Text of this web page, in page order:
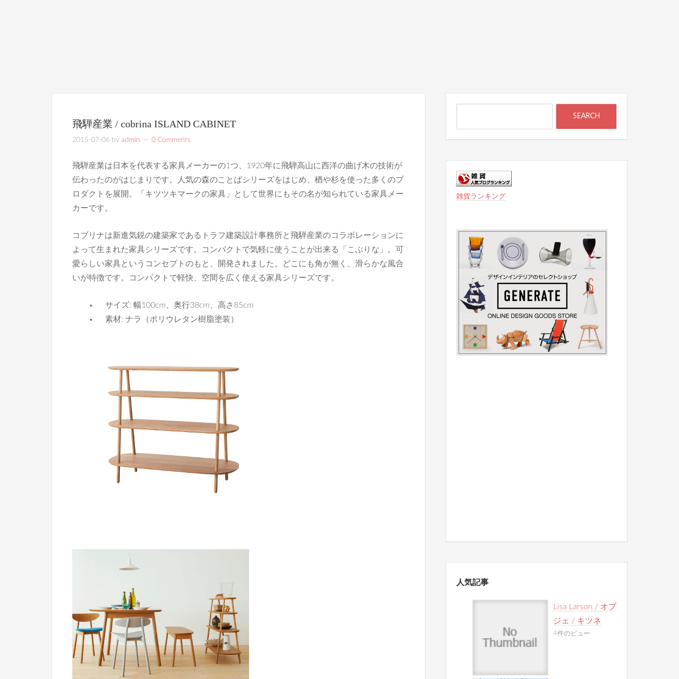
飛騨産業 / cobrina ISLAND CABINET
2015-07-06 by admin 0 Comments
飛騨産業は日本を代表する家具メーカーの1つ、1920年に飛騨高山に西洋の曲げ木の技術が
伝わったのがはじまりです。人気の森のことばシリーズをはじめ、楢や杉を使った多くのプ
ロダクトを展開。「キツツキマークの家具」として世界にもその名が知られている家具メー
カーです。
コブリナは新進気鋭の建築家であるトラフ建築設計事務所と飛騨産業のコラボレーションに
よって生まれた家具シリーズです。コンパクトで気軽に使うことが出来る「こぶりな」。可
愛らしい家具というコンセプトのもと、開発されました。どこにも角が無く、滑らかな風合
いが特徴です。コンパクトで軽快、空間を広く使える家具シリーズです。
サイズ: 幅100cm、奥行38cm、高さ85cm
素材: ナラ（ポリウレタン樹脂塗装）
雑貨ランキング
人気記事
Lisa Larson / オブ
ジェ / キツネ
4件のビュー